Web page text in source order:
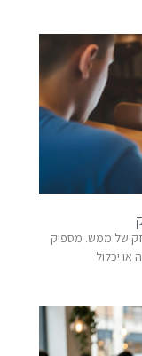
של ממש. מספיק
יכלול